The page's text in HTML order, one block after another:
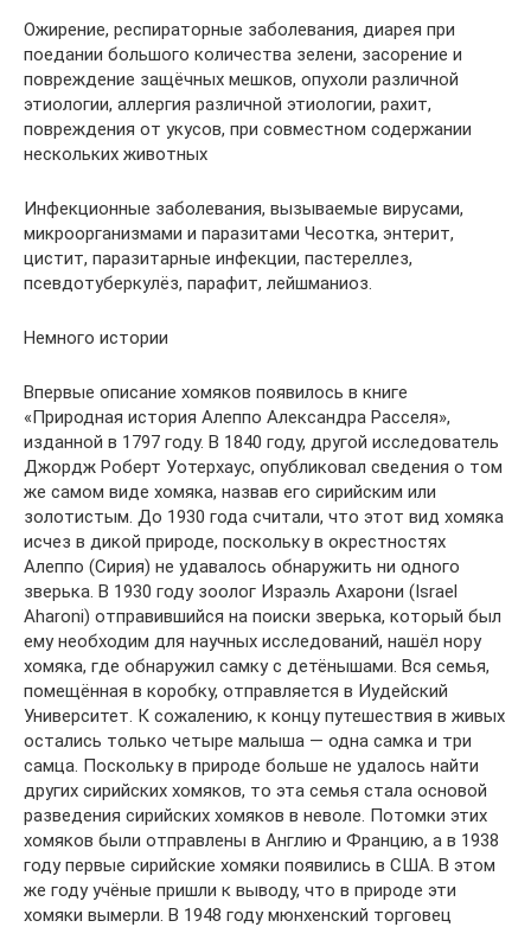
Ожирение, респираторные заболевания, диарея при
поедании большого количества зелени, засорение и
повреждение защёчных мешков, опухоли различной
этиологии, аллергия различной этиологии, рахит,
повреждения от укусов, при совместном содержании
нескольких животных
Инфекционные заболевания, вызываемые вирусами,
микроорганизмами и паразитами Чесотка, энтерит,
цистит, паразитарные инфекции, пастереллез,
псевдотуберкулёз, парафит, лейшманиоз.
Немного истории
Впервые описание хомяков появилось в книге
«Природная история Алеппо Александра Расселя»,
изданной в 1797 году. В 1840 году, другой исследователь
Джордж Роберт Уотерхаус, опубликовал сведения о том
же самом виде хомяка, назвав его сирийским или
золотистым. До 1930 года считали, что этот вид хомяка
исчез в дикой природе, поскольку в окрестностях
Алеппо (Сирия) не удавалось обнаружить ни одного
зверька. В 1930 году зоолог Израэль Ахарони (Israel
Aharoni) отправившийся на поиски зверька, который был
ему необходим для научных исследований, нашёл нору
хомяка, где обнаружил самку с детёнышами. Вся семья,
помещённая в коробку, отправляется в Иудейский
Университет. К сожалению, к концу путешествия в живых
остались только четыре малыша — одна самка и три
самца. Поскольку в природе больше не удалось найти
других сирийских хомяков, то эта семья стала основой
разведения сирийских хомяков в неволе. Потомки этих
хомяков были отправлены в Англию и Францию, а в 1938
году первые сирийские хомяки появились в США. В этом
же году учёные пришли к выводу, что в природе эти
хомяки вымерли. В 1948 году мюнхенский торговец